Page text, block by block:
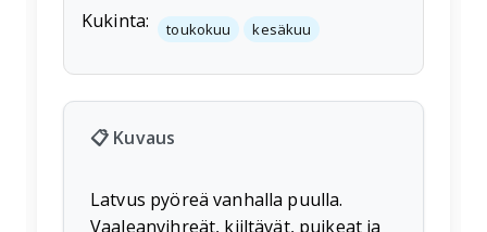
Kukinta: toukokuu kesäkuu
📋 Kuvaus
Latvus pyöreä vanhalla puulla.
Vaaleanvihreät, kiiltävät, puikeat ja